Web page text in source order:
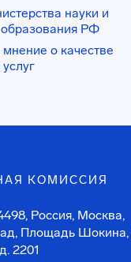
науки и
РФ
мнение о качестве
КОМИССИЯ
Россия, Москва,
Площадь
2201